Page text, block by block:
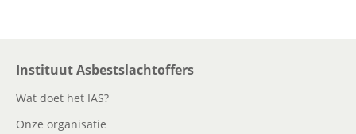
Instituut Asbestslachtoffers
Wat doet het IAS?
Onze organisatie